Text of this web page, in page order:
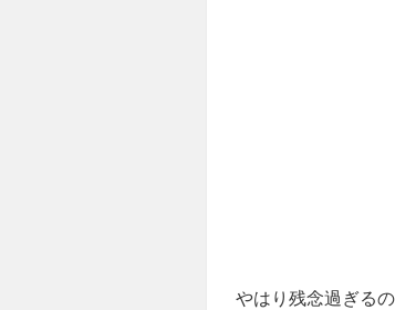
やはり残念過ぎる